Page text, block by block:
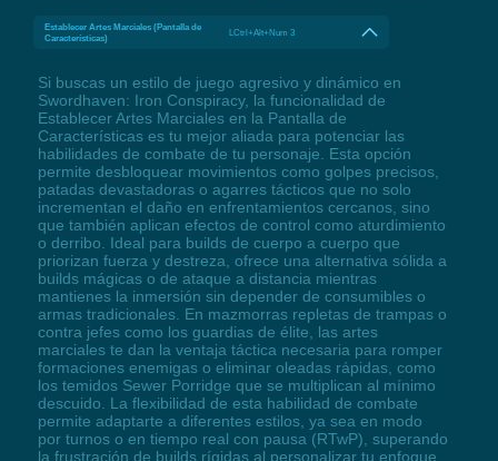
Establecer Artes Marciales (Pantalla de
Características)
LCtrl+Alt+Num 3
Si buscas un estilo de juego agresivo y dinámico en
Swordhaven: Iron Conspiracy, la funcionalidad de
Establecer Artes Marciales en la Pantalla de
Características es tu mejor aliada para potenciar las
habilidades de combate de tu personaje. Esta opción
permite desbloquear movimientos como golpes precisos,
patadas devastadoras o agarres tácticos que no solo
incrementan el daño en enfrentamientos cercanos, sino
que también aplican efectos de control como aturdimiento
o derribo. Ideal para builds de cuerpo a cuerpo que
priorizan fuerza y destreza, ofrece una alternativa sólida a
builds mágicas o de ataque a distancia mientras
mantienes la inmersión sin depender de consumibles o
armas tradicionales. En mazmorras repletas de trampas o
contra jefes como los guardias de élite, las artes
marciales te dan la ventaja táctica necesaria para romper
formaciones enemigas o eliminar oleadas rápidas, como
los temidos Sewer Porridge que se multiplican al mínimo
descuido. La flexibilidad de esta habilidad de combate
permite adaptarte a diferentes estilos, ya sea en modo
por turnos o en tiempo real con pausa (RTwP), superando
la frustración de builds rígidas al personalizar tu enfoque